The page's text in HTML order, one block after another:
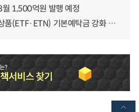
월 1,500억원 발행 예정
단일종목 레버리지 상품(ETF·ETN) 기본예탁금 강화 조기시행 방안 안내